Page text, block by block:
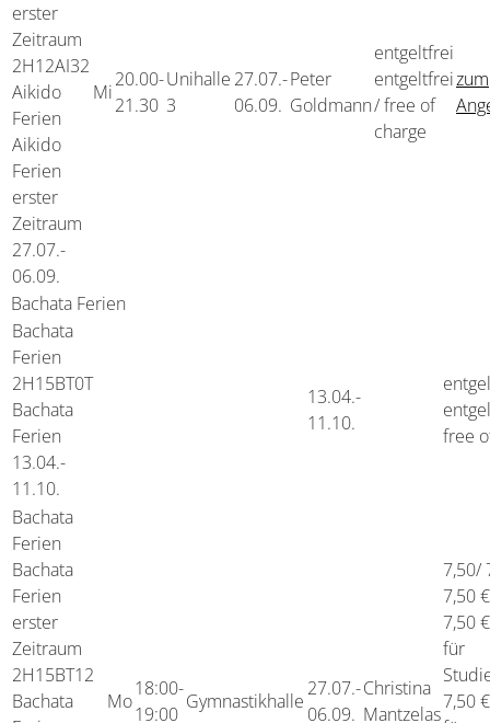
erster
Zeitraum
2H12AI32
Aikido
Ferien
Aikido
Ferien
erster
Zeitraum
27.07.-
06.09.
Mi
20.00-
21.30
Unihalle
3
27.07.-
06.09.
Peter
Goldmann
entgeltfrei
entgeltfrei
/ free of
charge
zum
Bachata Ferien
Bachata
Ferien
2H15BT0T
Bachata
Ferien
13.04.-
11.10.
13.04.-
11.10.
free
Bachata
Ferien
Bachata
Ferien
erster
Zeitraum
2H15BT12
Bachata
Mo
18:00-
19:00
Gymnastikhalle
27.07.-
06.09.
Christina
Mantzelas
7,50/
7,50 €
7,50 €
für
7,50 €